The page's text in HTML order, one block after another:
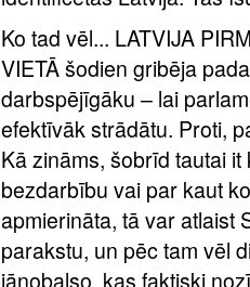
Ko tad vēl... LATVIJA
VIETĀ šodien gribēja
darbspējīgāku – lai
efektīvāk strādātu. Proti,
Kā zināms, šobrīd tautai
bezdarbību vai par kaut
apmierināta, tā var atlaist
parakstu, un pēc tam vēl
jānobalso, kas faktiski